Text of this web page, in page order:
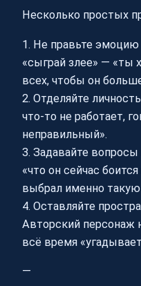
Несколько простых
1. Не правьте эмоцию
«сыграй злее» — «ты
всех, чтобы он
2. Отделяйте
что-то не работает,
неправильный».
3. Задавайте
«что он сейчас
выбрал именно
4. Оставляйте
Авторский персонаж
всё время
—